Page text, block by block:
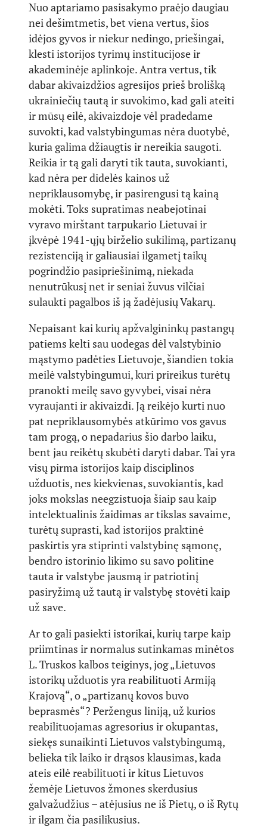
Nuo aptariamo pasisakymo praėjo daugiau
nei dešimtmetis, bet viena vertus, šios
idėjos gyvos ir niekur nedingo, priešingai,
klesti istorijos tyrimų institucijose ir
akademinėje aplinkoje. Antra vertus, tik
dabar akivaizdžios agresijos prieš brolišką
ukrainiečių tautą ir suvokimo, kad gali ateiti
ir mūsų eilė, akivaizdoje vėl pradedame
suvokti, kad valstybingumas nėra duotybė,
kuria galima džiaugtis ir nereikia saugoti.
Reikia ir tą gali daryti tik tauta, suvokianti,
kad nėra per didelės kainos už
nepriklausomybę, ir pasirengusi tą kainą
mokėti. Toks supratimas neabejotinai
vyravo mirštant tarpukario Lietuvai ir
įkvėpė 1941-ųjų birželio sukilimą, partizanų
rezistenciją ir galiausiai ilgametį taikų
pogrindžio pasipriešinimą, niekada
nenutrūkusį net ir seniai žuvus vilčiai
sulaukti pagalbos iš ją žadėjusių Vakarų.
Nepaisant kai kurių apžvalgininkų pastangų
patiems kelti sau uodegas dėl valstybinio
mąstymo padėties Lietuvoje, šiandien tokia
meilė valstybingumui, kuri prireikus turėtų
pranokti meilę savo gyvybei, visai nėra
vyraujanti ir akivaizdi. Ją reikėjo kurti nuo
pat nepriklausomybės atkūrimo vos gavus
tam progą, o nepadarius šio darbo laiku,
bent jau reikėtų skubėti daryti dabar. Tai yra
visų pirma istorijos kaip disciplinos
užduotis, nes kiekvienas, suvokiantis, kad
joks mokslas neegzistuoja šiaip sau kaip
intelektualinis žaidimas ar tikslas savaime,
turėtų suprasti, kad istorijos praktinė
paskirtis yra stiprinti valstybinę sąmonę,
bendro istorinio likimo su savo politine
tauta ir valstybe jausmą ir patriotinį
pasiryžimą už tautą ir valstybę stovėti kaip
už save.
Ar to gali pasiekti istorikai, kurių tarpe kaip
priimtinas ir normalus sutinkamas minėtos
L. Truskos kalbos teiginys, jog „Lietuvos
istorikų užduotis yra reabilituoti Armiją
Krajovą“, o „partizanų kovos buvo
beprasmės“? Peržengus liniją, už kurios
reabilituojamas agresorius ir okupantas,
siekęs sunaikinti Lietuvos valstybingumą,
belieka tik laiko ir drąsos klausimas, kada
ateis eilė reabilituoti ir kitus Lietuvos
žemėje Lietuvos žmones skerdusius
galvažudžius – atėjusius ne iš Pietų, o iš Rytų
ir ilgam čia pasilikusius.